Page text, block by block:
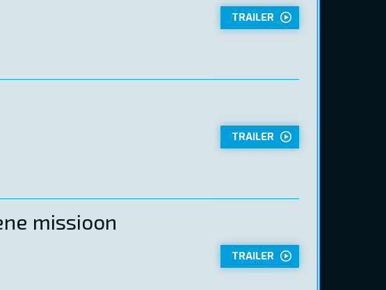
TRAILER
TRAILER
missioon
TRAILER